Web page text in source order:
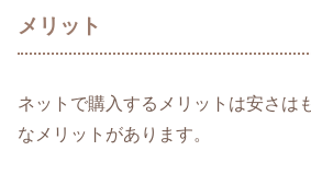
メリット
ネットで購入するメリットは安さは
なメリットがあります。